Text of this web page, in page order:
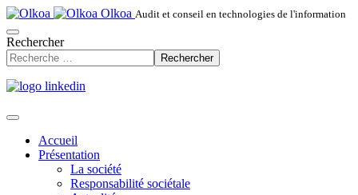
Olkoa Audit et conseil en technologies de l'information
Rechercher
Rechercher
Accueil
Présentation
La société
Responsabilité sociétale